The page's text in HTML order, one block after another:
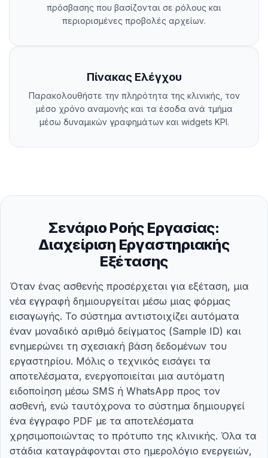
πρόσβασης που βασίζονται σε ρόλους και
περιορισμένες προβολές αρχείων.
Πίνακας Ελέγχου
Παρακολουθήστε την πληρότητα της κλινικής, τον
μέσο χρόνο αναμονής και τα έσοδα ανά τμήμα
μέσω δυναμικών γραφημάτων και widgets KPI.
Σενάριο Ροής Εργασίας:
Διαχείριση Εργαστηριακής
Εξέτασης
Όταν ένας ασθενής προσέρχεται για εξέταση, μια
νέα εγγραφή δημιουργείται μέσω μιας φόρμας
εισαγωγής. Το σύστημα αντιστοιχίζει αυτόματα
έναν μοναδικό αριθμό δείγματος (Sample ID) και
ενημερώνει τη σχεσιακή βάση δεδομένων του
εργαστηρίου. Μόλις ο τεχνικός εισάγει τα
αποτελέσματα, ενεργοποιείται μια αυτόματη
ειδοποίηση μέσω SMS ή WhatsApp προς τον
ασθενή, ενώ ταυτόχρονα το σύστημα δημιουργεί
ένα έγγραφο PDF με τα αποτελέσματα
χρησιμοποιώντας το πρότυπο της κλινικής. Όλα τα
στάδια καταγράφονται στο ημερολόγιο ενεργειών,